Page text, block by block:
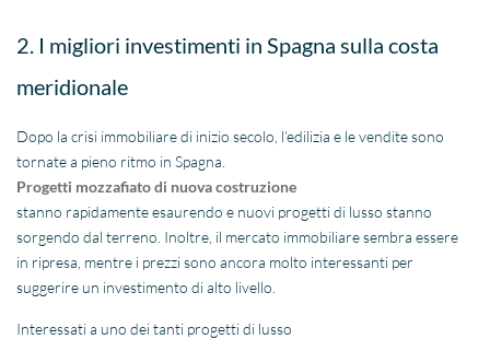
2. I migliori investimenti in Spagna sulla costa
meridionale
Dopo la crisi immobiliare di inizio secolo, l’edilizia e le vendite sono
tornate a pieno ritmo in Spagna.
Progetti mozzafiato di nuova costruzione
stanno rapidamente esaurendo e nuovi progetti di lusso stanno
sorgendo dal terreno. Inoltre, il mercato immobiliare sembra essere
in ripresa, mentre i prezzi sono ancora molto interessanti per
suggerire un investimento di alto livello.
Interessati a uno dei tanti progetti di lusso